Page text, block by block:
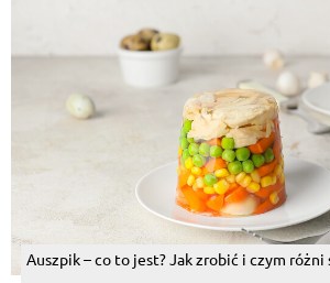
Auszpik – co to jest? Jak zrobić i czym różni